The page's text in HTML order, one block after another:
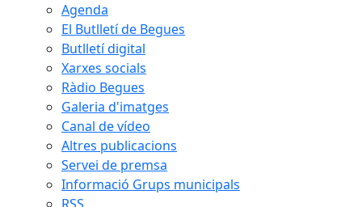
Agenda
El Butlletí de Begues
Butlletí digital
Xarxes socials
Ràdio Begues
Galeria d'imatges
Canal de vídeo
Altres publicacions
Servei de premsa
Informació Grups municipals